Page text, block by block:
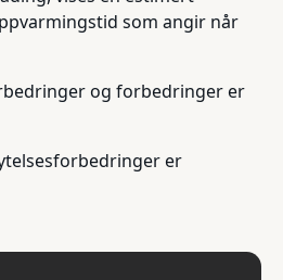
som angir når
og forbedringer er
er